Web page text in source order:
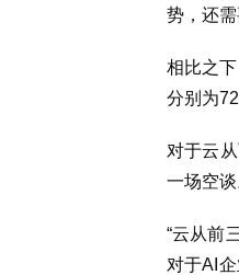
势，还
相比之
分别为
对于云
一场空谈
“云从前
对于AI